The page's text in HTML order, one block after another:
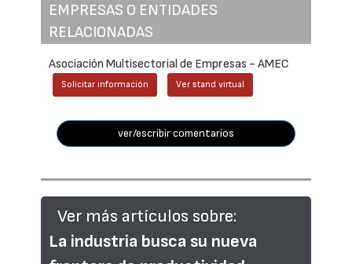
EMPRESAS O ENTIDADES
RELACIONADAS
Asociación Multisectorial de Empresas - AMEC
Solicitar información Ver stand virtual
ver/escribir comentarios
Ver más artículos sobre:
La industria busca su nueva